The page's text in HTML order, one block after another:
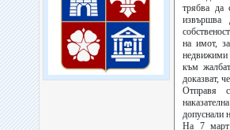
трябва да
извършва
на имот,
недвижими
към
доказват,
Отправя
допуснали
На 7 март